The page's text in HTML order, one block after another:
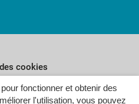
fonctionner et obtenir des
l'utilisation, vous pouvez
cookies
du site